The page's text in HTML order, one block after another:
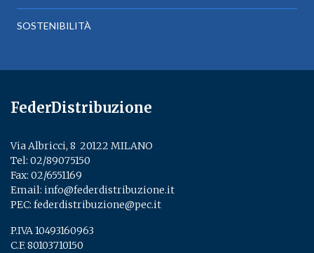
SOSTENIBILITÀ
FederDistribuzione
Via Albricci, 8 ­ 20122 MILANO
Tel: 02/89075150
Fax: 02/6551169
Email: info@federdistribuzione.it
PEC: federdistribuzione@pec.it
P.IVA 10493160963
C.F. 80103710150